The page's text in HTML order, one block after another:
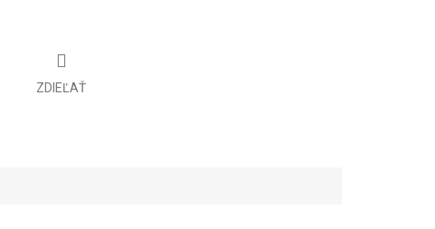
ZDIEĽAŤ